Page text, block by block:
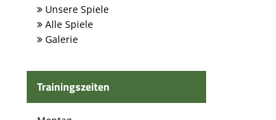
Unsere Spiele
Alle Spiele
Galerie
Trainingszeiten